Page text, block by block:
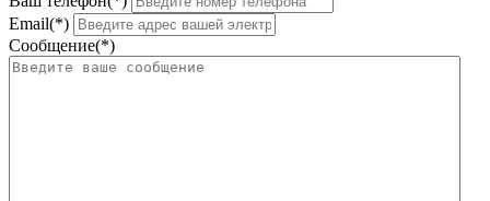
Email(*)
Сообщение(*)